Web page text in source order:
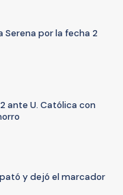
Serena por la fecha 2
ante U. Católica con
y dejó el marcador